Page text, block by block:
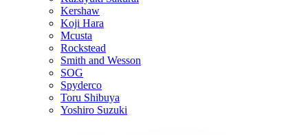
Kershaw
Koji Hara
Mcusta
Rockstead
Smith and Wesson
SOG
Spyderco
Toru Shibuya
Yoshiro Suzuki